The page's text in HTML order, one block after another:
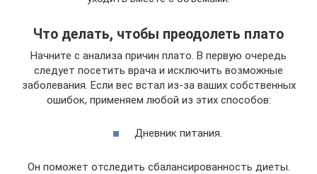
Что делать, чтобы преодолеть плато
Начните с анализа причин плато. В первую очередь
следует посетить врача и исключить возможные
заболевания. Если вес встал из-за ваших собственных
ошибок, применяем любой из этих способов:
Дневник питания.
Он поможет отследить сбалансированность диеты.